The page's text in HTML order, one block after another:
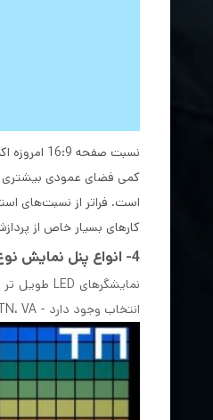
کارهای بسیار خاص از
4- انواع پنل نمایش نوع IPS-VA-TN
انتخاب وجود دارد - TN، VA و IPS.